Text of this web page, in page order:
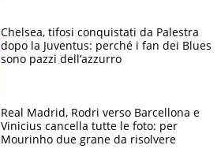
Chelsea, tifosi conquistati da Palestra
dopo la Juventus: perché i fan dei Blues
sono pazzi dell’azzurro
Real Madrid, Rodri verso Barcellona e
Vinicius cancella tutte le foto: per
Mourinho due grane da risolvere